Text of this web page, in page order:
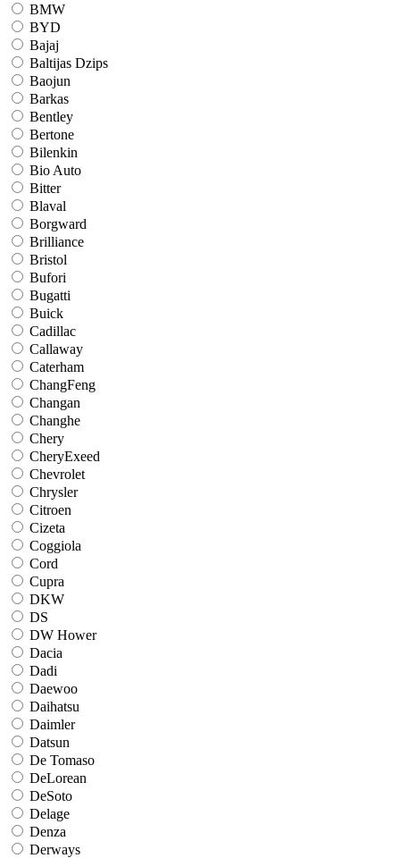
BMW
BYD
Bajaj
Baltijas Dzips
Baojun
Barkas
Bentley
Bertone
Bilenkin
Bio Auto
Bitter
Blaval
Borgward
Brilliance
Bristol
Bufori
Bugatti
Buick
Cadillac
Callaway
Caterham
ChangFeng
Changan
Changhe
Chery
CheryExeed
Chevrolet
Chrysler
Citroen
Cizeta
Coggiola
Cord
Cupra
DKW
DS
DW Hower
Dacia
Dadi
Daewoo
Daihatsu
Daimler
Datsun
De Tomaso
DeLorean
DeSoto
Delage
Denza
Derways